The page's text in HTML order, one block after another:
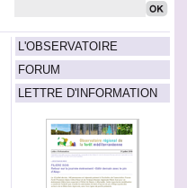
L'OBSERVATOIRE
FORUM
LETTRE D'INFORMATION